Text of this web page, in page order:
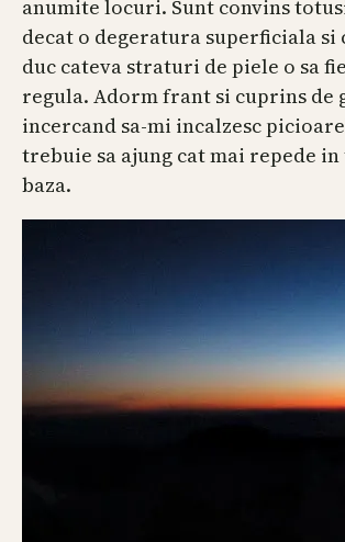
anumite locuri. Sunt convins
decat o degeratura superficiala si
duc cateva straturi de piele o sa
regula. Adorm frant si cuprins de
incercand sa-mi incalzesc
trebuie sa ajung cat mai repede
baza.